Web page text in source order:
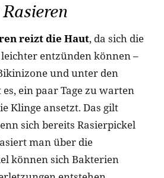
reizt die Haut, da sich die
entzünden können –
und unter den
ein paar Tage zu warten
Klinge ansetzt. Das gilt
sich bereits Rasierpickel
man über die
können sich Bakterien